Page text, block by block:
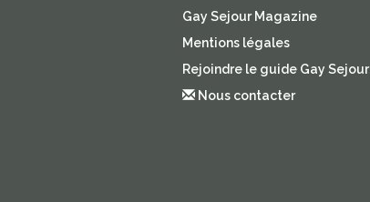
Gay Sejour Magazine
Mentions légales
Rejoindre le guide Gay Sejour
Nous contacter